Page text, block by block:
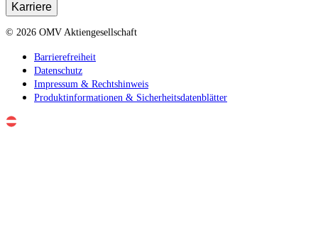
Karriere
© 2026 OMV Aktiengesellschaft
Barrierefreiheit
Datenschutz
Impressum & Rechtshinweis
Produktinformationen & Sicherheitsdatenblätter